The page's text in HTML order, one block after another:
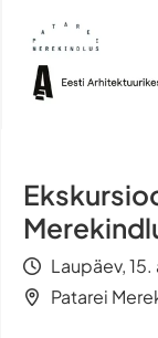
Laupäev,
Patarei